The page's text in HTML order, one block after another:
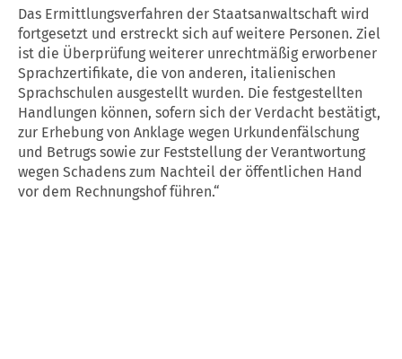
Das Ermittlungsverfahren der Staatsanwaltschaft wird
fortgesetzt und erstreckt sich auf weitere Personen. Ziel
ist die Überprüfung weiterer unrechtmäßig erworbener
Sprachzertifikate, die von anderen, italienischen
Sprachschulen ausgestellt wurden. Die festgestellten
Handlungen können, sofern sich der Verdacht bestätigt,
zur Erhebung von Anklage wegen Urkundenfälschung
und Betrugs sowie zur Feststellung der Verantwortung
wegen Schadens zum Nachteil der öffentlichen Hand
vor dem Rechnungshof führen.“